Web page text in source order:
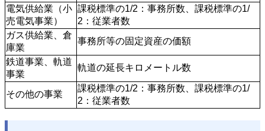
電気供給業（小
売電気事業）
課税標準の1/2：事務所数、課税標準の1/
2：従業者数
ガス供給業、倉
庫業
事務所等の固定資産の価額
鉄道事業、軌道
事業
軌道の延長キロメートル数
その他の事業
課税標準の1/2：事務所数、課税標準の1/
2：従業者数